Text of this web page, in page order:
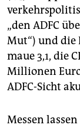
„den ADFC
Mut“) und die
maue 3,1, die
Millionen
ADFC-Sicht
Messen